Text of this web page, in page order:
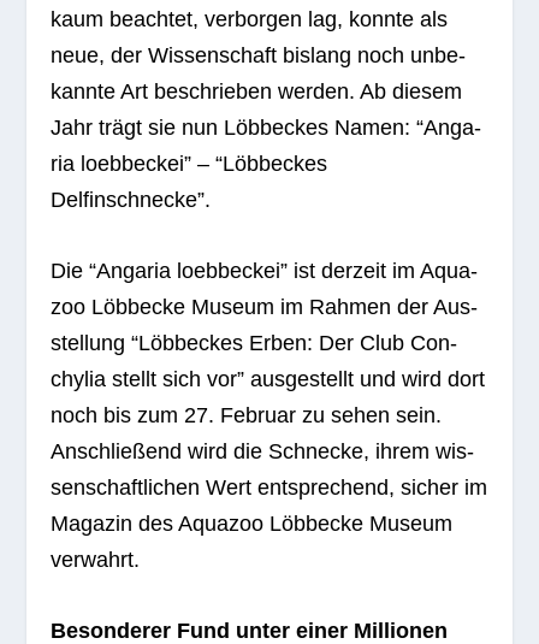
kaum beach­tet, ver­bor­gen lag, konnte als
neue, der Wis­sen­schaft bis­lang noch unbe­
kannte Art beschrie­ben wer­den. Ab die­sem
Jahr trägt sie nun Löb­be­ckes Namen: “Anga­
ria loeb­be­ckei” – “Löb­be­ckes
Delfinschnecke”.
Die “Anga­ria loeb­be­ckei” ist der­zeit im Aqua­
zoo Löbb­ecke Museum im Rah­men der Aus­
stel­lung “Löb­be­ckes Erben: Der Club Con­
chy­lia stellt sich vor” aus­ge­stellt und wird dort
noch bis zum 27. Februar zu sehen sein.
Anschlie­ßend wird die Schne­cke, ihrem wis­
sen­schaft­li­chen Wert ent­spre­chend, sicher im
Maga­zin des Aqua­zoo Löbb­ecke Museum
verwahrt.
Beson­de­rer Fund unter einer Mil­lio­nen